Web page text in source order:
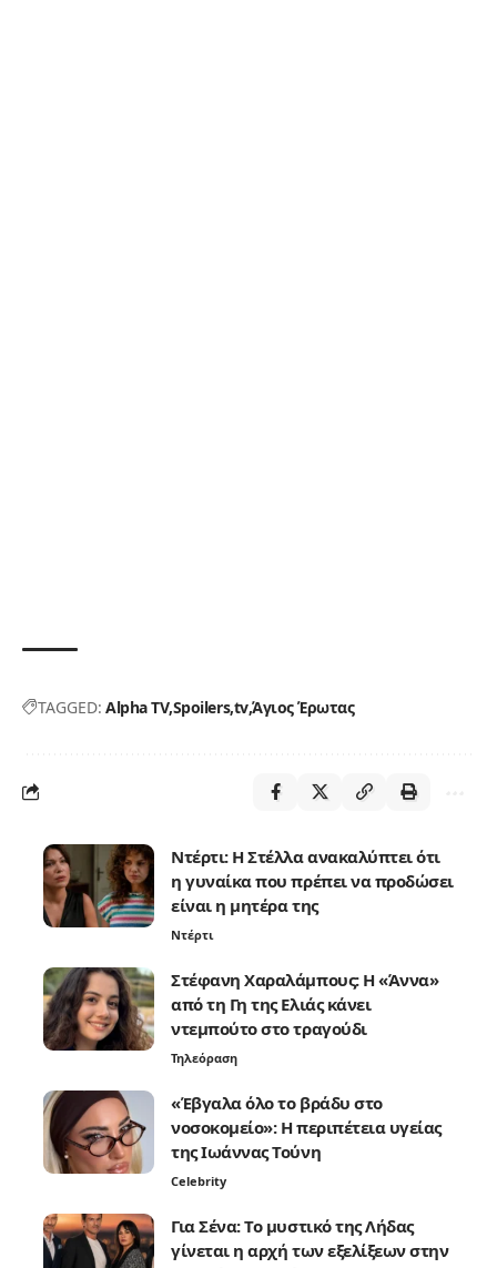
TAGGED: Alpha TVSpoilers tvΆγιος Έρωτας
Ντέρτι: Η Στέλλα ανακαλύπτει ότι
η γυναίκα που πρέπει να προδώσει
είναι η μητέρα της
Ντέρτι
Στέφανη Χαραλάμπους: Η «Άννα»
από τη Γη της Ελιάς κάνει
ντεμπούτο στο τραγούδι
Τηλεόραση
«Έβγαλα όλο το βράδυ στο
νοσοκομείο»: Η περιπέτεια υγείας
της Ιωάννας Τούνη
Celebrity
Για Σένα: Το μυστικό της Λήδας
γίνεται η αρχή των εξελίξεων στην